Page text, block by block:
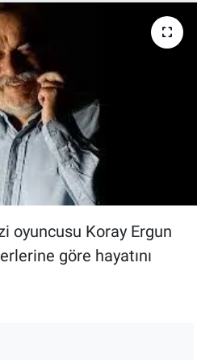
oyuncusu Koray Ergun
göre hayatını